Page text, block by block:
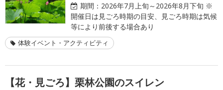
期間： 2026年7月上旬～2026年8月下旬 ※
開催日は見ごろ時期の目安、見ごろ時期は気候
等により前後する場合あり
体験イベント・アクティビティ
【花・見ごろ】栗林公園のスイレン